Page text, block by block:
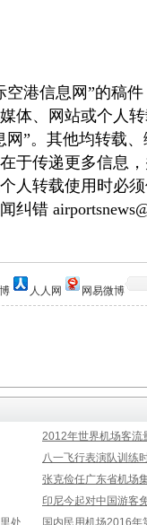
港信息网”的稿件
体、网站或个人
”。其他均转载
于传递更多信息
人转载使用时必
纠错
人人网 网易微博
2012年世界机场客流
八一飞行表演队训练
张克俭任广东省机场
印尼今起对中国游客
处
国内民用机场2016年